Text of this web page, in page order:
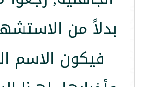
بدلاً من
فيكون الاسم